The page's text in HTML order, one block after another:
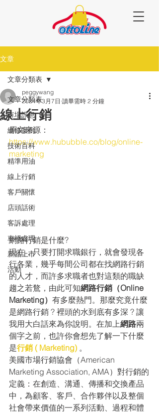
文章
文章分類表
市場訊息
維修案例
技術百科
精準用油
線上行銷
客戶關懷
店頭話術
客訴處理
車禍處理
新品上市
活動
文章分類表
線上行銷
peggywang
2024年3月7日 讀畢需時 2 分鐘
原文來源：
https://www.hububble.co/blog/online-
marketing
網路行銷是什麼?
現在，只要打開求職銀行，就會發現各
行各業，幾乎每間公司都在找網路行銷
的人才，而許多求職者也對這類的職缺
趨之若鶩，由此可知網路行銷（Online
Marketing） 有多麼熱門。那麼究竟什麼
是網路行銷 ? 裡頭的水到底有多深 ? 讓
我用大白話來為你說明。在加上網路兩
個字之前，也許你會想先了解一下什麼
是行銷 ( Marketing) 。
美國市場行銷協會（American
Marketing Association, AMA）對行銷的
定義：在創造、溝通、傳播和交換產品
中，為顧客、客戶、合作夥伴以及整個
社會帶來價值的一系列活動、過程和體